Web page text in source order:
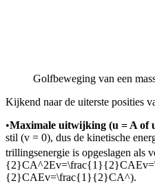
Golfbeweging van een
Kijkend naar de uiterste posities
•Maximale uitwijking (u = A of
stil (v = 0), dus de kinetische
trillingsenergie is opgeslagen als
{2}CAEv=\frac{1}{2}CA^).